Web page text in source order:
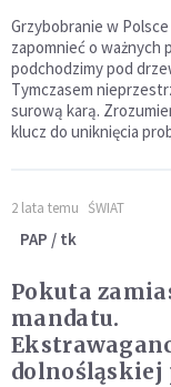
Grzybobranie w
zapomnieć o ważnych
podchodzimy pod
Tymczasem
surową karą.
klucz do uniknięcia
2 lata temu ŚWIAT
PAP / tk
Pokuta
mandatu.